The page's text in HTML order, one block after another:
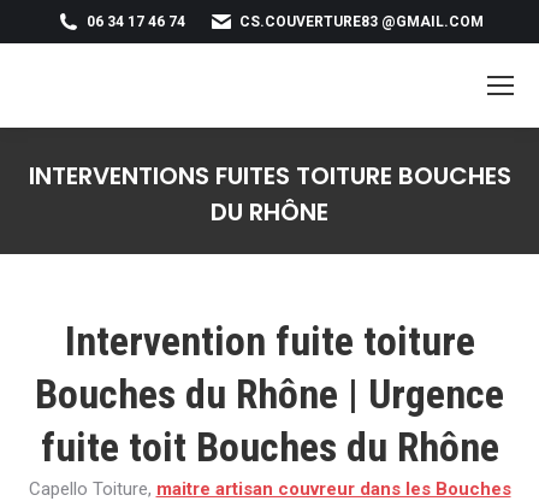
06 34 17 46 74 CS.COUVERTURE83 @GMAIL.COM
INTERVENTIONS FUITES TOITURE BOUCHES
DU RHÔNE
Intervention fuite toiture
Bouches du Rhône | Urgence
fuite toit Bouches du Rhône
Capello Toiture, maitre artisan couvreur dans les Bouches